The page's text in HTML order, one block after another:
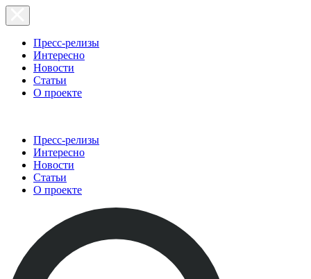
Пресс-релизы
Интересно
Новости
Статьи
О проекте
Пресс-релизы
Интересно
Новости
Статьи
О проекте